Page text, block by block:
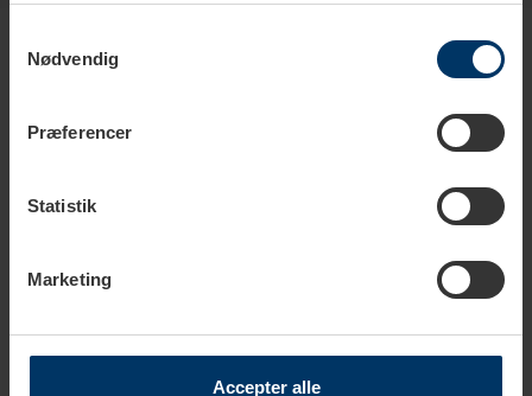
Nødvendig
Præferencer
Statistik
Marketing
Accepter alle